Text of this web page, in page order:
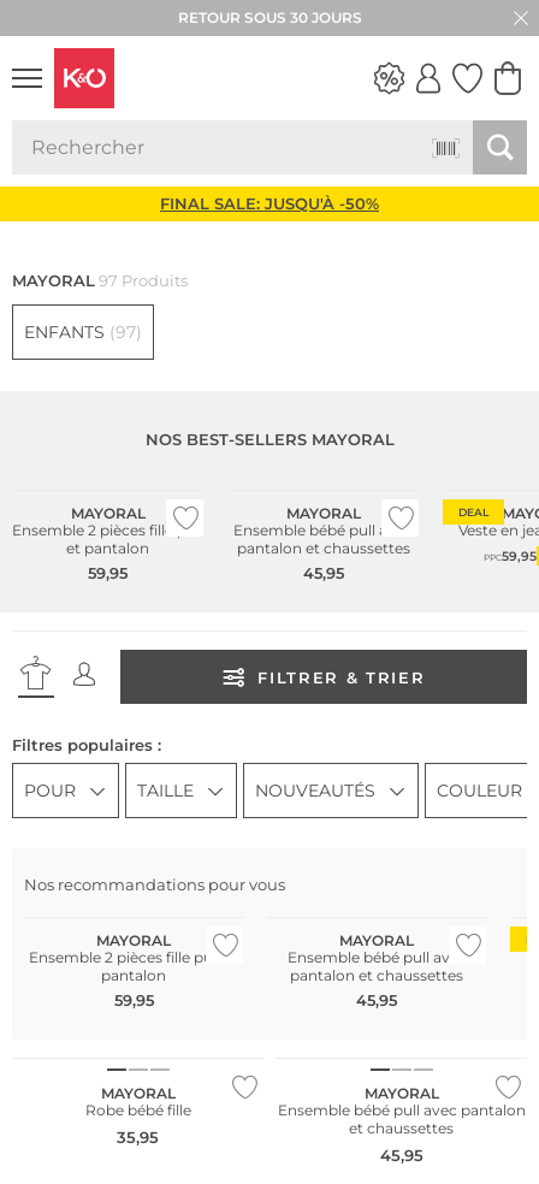
RETOUR SOUS 30 JOURS
FINAL SALE: JUSQU'À -50%
MAYORAL97 Produits
ENFANTS (97)
NOS BEST-SELLERS MAYORAL
MAYORAL
Ensemble 2 pièces fille pull
et pantalon
59,95
MAYORAL
Ensemble bébé pull avec
pantalon et chaussettes
45,95
DEAL
Veste en
PPC59,95
FILTRER & TRIER
Filtres populaires :
POUR TAILLE NOUVEAUTÉS COULEUR
Nos recommandations pour vous
NOUVEAU
MAYORAL
Ensemble 2 pièces fille pull et
pantalon
59,95
NOUVEAU
MAYORAL
Ensemble bébé pull avec
pantalon et chaussettes
45,95
MAYORAL
Robe bébé fille
35,95
MAYORAL
Ensemble bébé pull avec pantalon
et chaussettes
45,95